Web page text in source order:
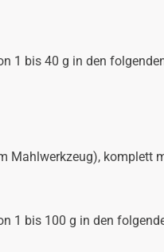
1 bis 40 g in den
Mahlwerkzeug), komplett
1 bis 100 g in den